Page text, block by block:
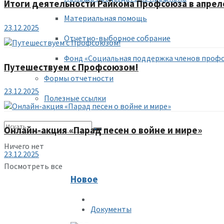
Материальная помощь
Отчетно-выборное собрание
Фонд «Социальная поддержка членов
Формы отчетности
Полезные ссылки
Ничего нет
Посмотреть все
Итоги деятельности Райкома Профсоюза в
23.12.2025
Путешествуем с Профсоюзом!
23.12.2025
Онлайн-акция «Парад песен о войне и мире»
23.12.2025
Новое
Документы